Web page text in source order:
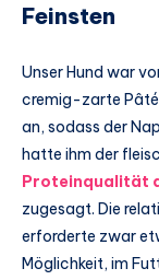
Feinsten
Unser Hund war
cremig-zarte
an, sodass der
hatte ihm der
Proteinqualität
zugesagt. Die
erforderte zwar
Möglichkeit, im